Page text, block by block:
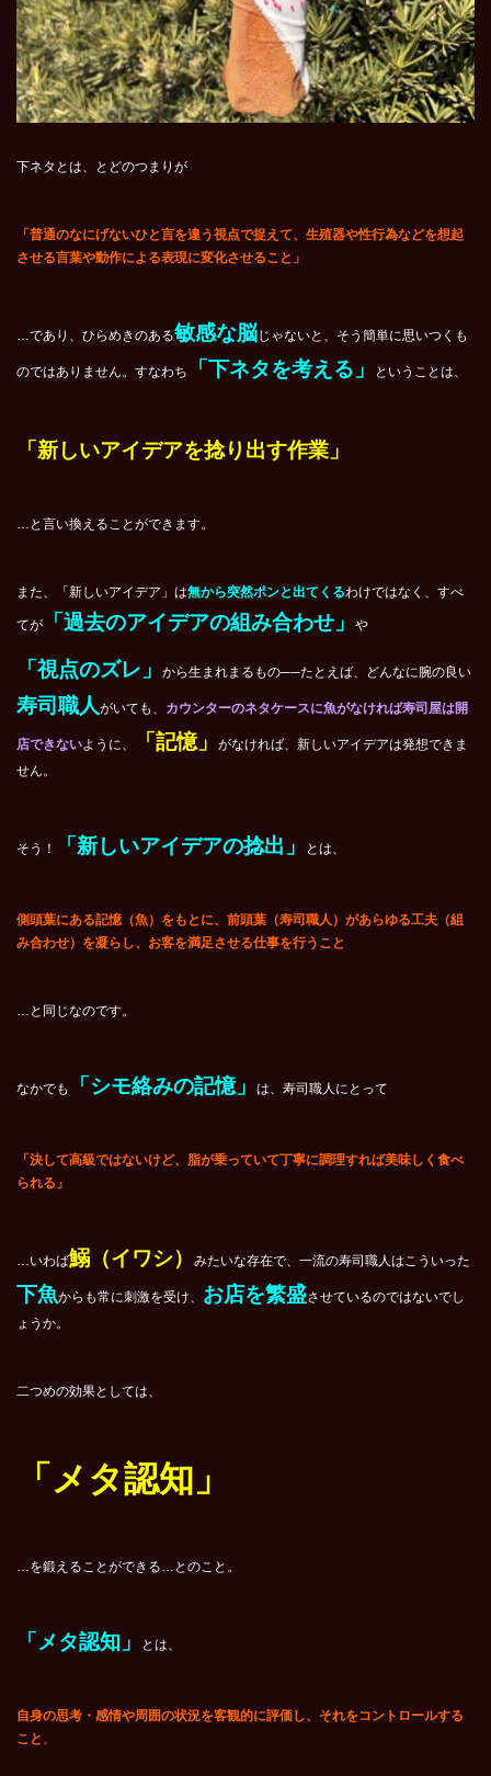
下ネタとは、とどのつまりが
「普通のなにげないひと言を違う視点で捉えて、生殖器や性行為などを想起
させる言葉や動作による表現に変化させること」
…であり、ひらめきのある敏感な脳じゃないと、そう簡単に思いつくも
のではありません。すなわち 「下ネタを考える」 ということは、
「新しいアイデアを捻り出す作業」
…と言い換えることができます。
また、「新しいアイデア」は無から突然ポンと出てくるわけではなく、すべ
てが 「過去のアイデアの組み合わせ」 や
「視点のズレ」 から生まれまるもの──たとえば、どんなに腕の良い
寿司職人 がいても、 カウンターのネタケースに魚がなければ寿司屋は開
店できないように、 「記憶」
がなければ、新しいアイデアは発想できま
せん。
そう！ 「新しいアイデアの捻出」 とは、
側頭葉にある記憶（魚）をもとに、前頭葉（寿司職人）があらゆる工夫（組
み合わせ）を凝らし、お客を満足させる仕事を行うこと
…と同じなのです。
なかでも 「シモ絡みの記憶」 は、寿司職人にとって
「決して高級ではないけど、脂が乗っていて丁寧に調理すれば美味しく食べ
られる」
…いわば鰯（イワシ） みたいな存在で、一流の寿司職人はこういった
下魚からも常に刺激を受け、 お店を繁盛させているのではないでし
ょうか。
二つめの効果としては、
「メタ認知」
…を鍛えることができる…とのこと。
「メタ認知」 とは、
自身の思考・感情や周囲の状況を客観的に評価し、それをコントロールする
こと 。